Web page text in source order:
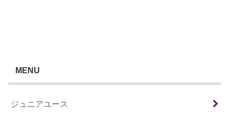
MENU
ジュニアユース